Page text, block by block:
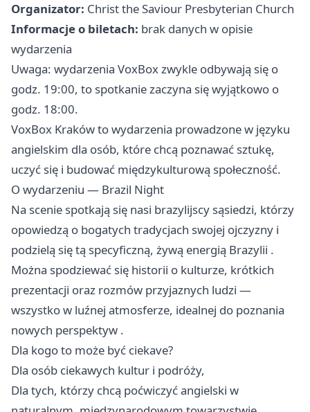
Organizator: Christ the Saviour Presbyterian Church
Informacje o biletach: brak danych w opisie
wydarzenia
Uwaga: wydarzenia VoxBox zwykle odbywają się o
godz. 19:00, to spotkanie zaczyna się wyjątkowo o
godz. 18:00.
VoxBox Kraków to wydarzenia prowadzone w języku
angielskim dla osób, które chcą poznawać sztukę,
uczyć się i budować międzykulturową społeczność.
O wydarzeniu — Brazil Night
Na scenie spotkają się nasi brazylijscy sąsiedzi, którzy
opowiedzą o bogatych tradycjach swojej ojczyzny i
podzielą się tą specyficzną, żywą energią Brazylii .
Można spodziewać się historii o kulturze, krótkich
prezentacji oraz rozmów przyjaznych ludzi —
wszystko w luźnej atmosferze, idealnej do poznania
nowych perspektyw .
Dla kogo to może być ciekave?
Dla osób ciekawych kultur i podróży,
Dla tych, którzy chcą poćwiczyć angielski w